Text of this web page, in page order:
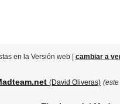
en la Versión web | cambiar a
(David Oliveras)